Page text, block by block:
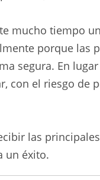
mucho tiempo
porque las
segura. En
con el riesgo de
las
un éxito.